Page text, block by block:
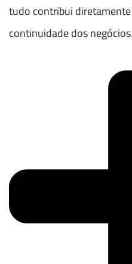
tudo contribui
continuidade dos negócios.